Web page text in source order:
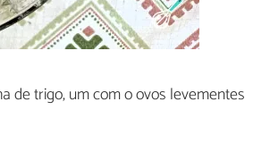
de trigo, um com o ovos levementes